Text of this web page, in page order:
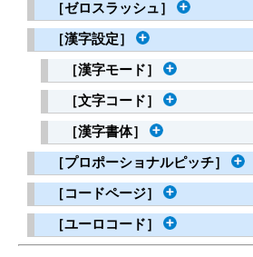
［ゼロスラッシュ］
［漢字設定］
［漢字モード］
［文字コード］
［漢字書体］
［プロポーショナルピッチ］
［コードページ］
［ユーロコード］